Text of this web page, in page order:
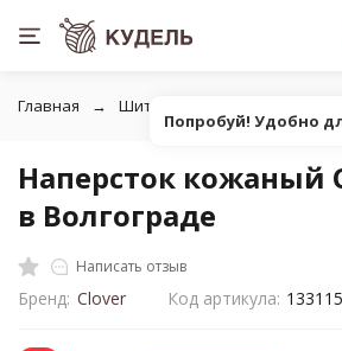
Главная Шитье
Наперсток кожаный
в Волгограде
Написать отзыв
Бренд: Clover Код артикула: 133115
Попробуй! Удобно